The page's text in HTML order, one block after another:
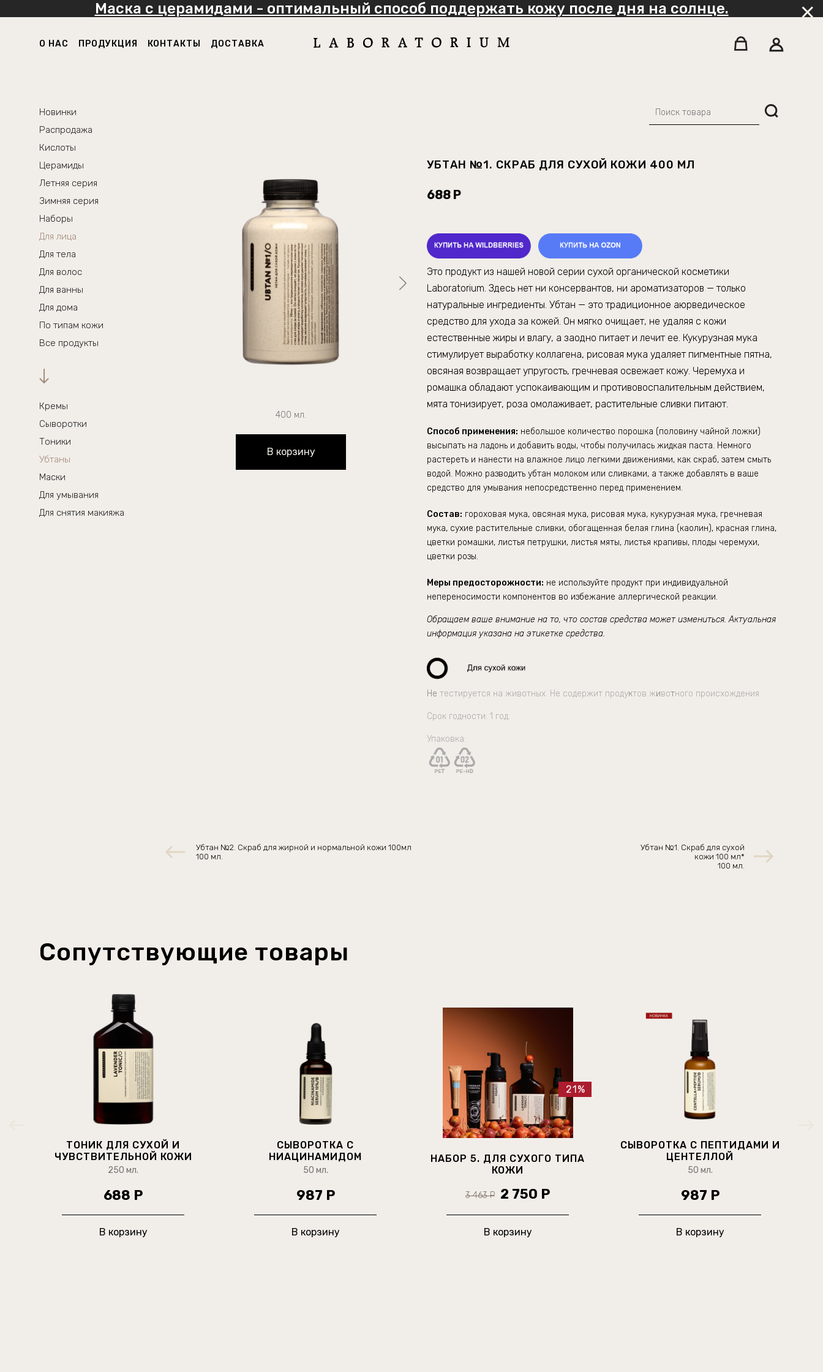
Маска с церамидами - оптимальный способ поддержать кожу после дня на солнце.
О НАС ПРОДУКЦИЯ КОНТАКТЫ ДОСТАВКА
Новинки
Распродажа
Кислоты
Церамиды
Летняя серия
Зимняя серия
Наборы
Для лица
Для тела
Для волос
Для ванны
Для дома
По типам кожи
Все продукты
Кремы
Сыворотки
Тоники
Убтаны
Маски
Для умывания
Для снятия макияжа
400 мл.
В корзину
УБТАН №1. СКРАБ ДЛЯ СУХОЙ КОЖИ 400 МЛ
688 Р
Это продукт из нашей новой серии сухой органической косметики
Laboratorium . Здесь нет ни консервантов, ни ароматизаторов — только
натуральные ингредиенты. Убтан — это традиционное аюрведическое
средство для ухода за кожей. Он мягко очищает, не удаляя с кожи
естественные жиры и влагу, а заодно питает и лечит ее. Кукурузная мука
стимулирует выработку коллагена, рисовая мука удаляет пигментные пятна,
овсяная возвращает упругость, гречневая освежает кожу. Черемуха и
ромашка обладают успокаивающим и противовоспалительным действием,
мята тонизирует, роза омолаживает, растительные сливки питают.
Способ применения: небольшое количество порошка (половину чайной ложки)
высыпать на ладонь и добавить воды, чтобы получилась жидкая паста. Немного
растереть и нанести на влажное лицо легкими движениями, как скраб, затем смыть
водой. Можно разводить убтан молоком или сливками, а также добавлять в ваше
средство для умывания непосредственно перед применением.
Состав: гороховая мука, овсяная мука, рисовая мука, кукурузная мука, гречневая
мука, сухие растительные сливки, обогащенная белая глина (каолин), красная глина,
цветки ромашки, листья петрушки, листья мяты, листья крапивы, плоды черемухи,
цветки розы.
Меры предосторожности: не используйте продукт при индивидуальной
непереносимости компонентов во избежание аллергической реакции.
Обращаем ваше внимание на то, что состав средства может измениться. Актуальная
информация указана на этикетке средства.
Не тестируется на животных. Не содержит продуктов животного происхождения.
Срок годности: 1 год.
Упаковка:
Убтан №2. Скраб для жирной и нормальной кожи 100мл
100 мл.
Убтан №1. Скраб для сухой
кожи 100 мл*
100 мл.
Сопутствующие товары
ТОНИК ДЛЯ СУХОЙ И
ЧУВСТВИТЕЛЬНОЙ КОЖИ
250 мл.
688 Р
В корзину
СЫВОРОТКА С
НИАЦИНАМИДОМ
50 мл.
987 Р
В корзину
НАБОР 5. ДЛЯ СУХОГО ТИПА
КОЖИ
21%
3 463 Р 2 750 Р
В корзину
СЫВОРОТКА С ПЕПТИДАМИ И
ЦЕНТЕЛЛОЙ
50 мл.
987 Р
В корзину